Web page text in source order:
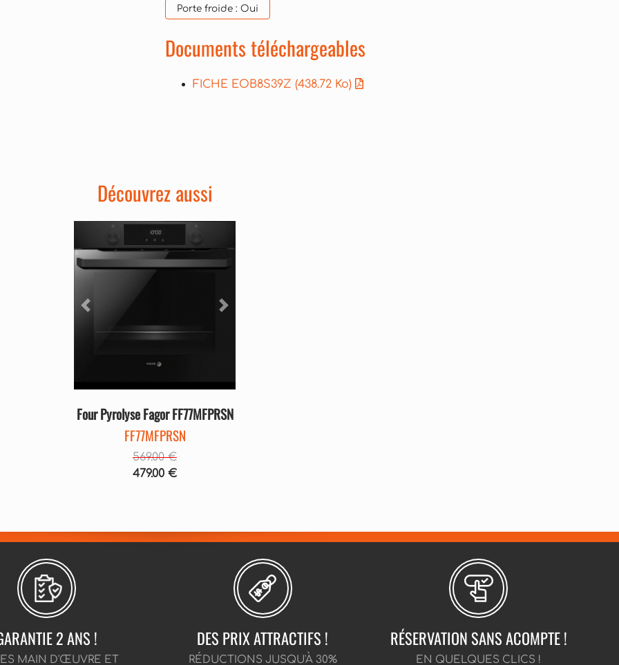
Porte froide : Oui
Documents téléchargeables
FICHE EOB8S39Z (438.72 Ko)
Découvrez aussi
Précédent Suivant
Four Pyrolyse Fagor FF77MFPRSN
FF77MFPRSN
569.00 €
479.00 €
2 ANS !
MAIN D'ŒUVRE ET
DES PRIX ATTRACTIFS !
RÉDUCTIONS JUSQU'À 30%
RÉSERVATION SANS ACOMPTE !
EN QUELQUES CLICS !